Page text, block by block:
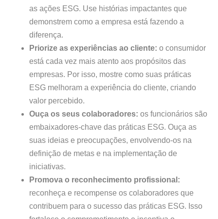
as ações ESG. Use histórias impactantes que
demonstrem como a empresa está fazendo a
diferença.
Priorize as experiências ao cliente: o consumidor
está cada vez mais atento aos propósitos das
empresas. Por isso, mostre como suas práticas
ESG melhoram a experiência do cliente, criando
valor percebido.
Ouça os seus colaboradores: os funcionários são
embaixadores-chave das práticas ESG. Ouça as
suas ideias e preocupações, envolvendo-os na
definição de metas e na implementação de
iniciativas.
Promova o reconhecimento profissional:
reconheça e recompense os colaboradores que
contribuem para o sucesso das práticas ESG. Isso